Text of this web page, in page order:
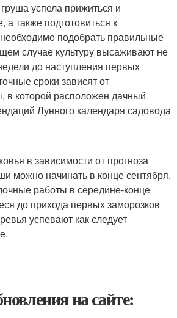
успела прижиться и
а также подготовиться к
подобрать правильные
случае культуру высаживают не
до наступления первых
сроки зависят от
в которой расположен дачный
Лунного календаря садовода
в зависимости от прогноза
можно начинать в конце сентября.
работы в середине-конце
до прихода первых заморозков
успевают как следует
на сайте: